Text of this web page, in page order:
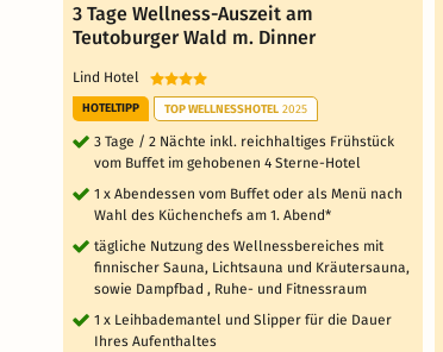
3 Tage Wellness-Auszeit am
Teutoburger Wald m. Dinner
Lind Hotel
HOTELTIPP TOP WELLNESSHOTEL 2025
3 Tage / 2 Nächte inkl. reichhaltiges Frühstück
vom Buffet im gehobenen 4 Sterne-Hotel
1 x Abendessen vom Buffet oder als Menü nach
Wahl des Küchenchefs am 1. Abend*
tägliche Nutzung des Wellnessbereiches mit
finnischer Sauna, Lichtsauna und Kräutersauna,
sowie Dampfbad , Ruhe- und Fitnessraum
1 x Leihbademantel und Slipper für die Dauer
Ihres Aufenthaltes